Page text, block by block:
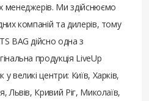
Ми здійснюємо
компаній та дилерів, тому
BAG дійсно одна з
продукція LiveUp
великі центри: Київ, Харків,
Львів, Кривий Ріг, Миколаїв,